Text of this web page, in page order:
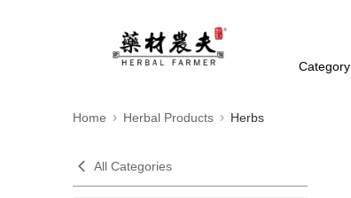
Category
Home Herbal Products Herbs
All Categories